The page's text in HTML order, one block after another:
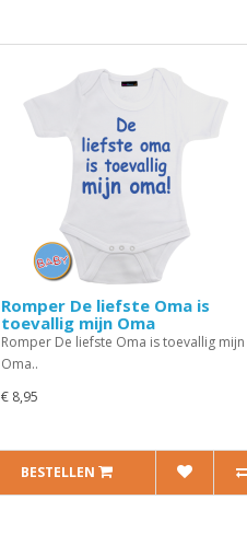
Romper De liefste Oma is
toevallig mijn Oma
Romper De liefste Oma is toevallig mijn
Oma..
€ 8,95
BESTELLEN